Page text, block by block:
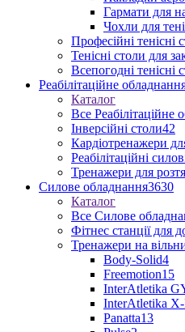
Гармати для
Чохли для
Професійні тенісні
Тенісні столи для
Всепогодні тенісні
Реабілітаційне
Каталог
Все Реабілітаційне
Інверсійні столи42
Кардіотренажери для
Реабілітаційні
Тренажери для
Силове обладнання3630
Каталог
Все Силове
Фітнес станції для
Тренажери на
Body-Solid4
Freemotion15
InterAtletika
InterAtletika
Panatta13